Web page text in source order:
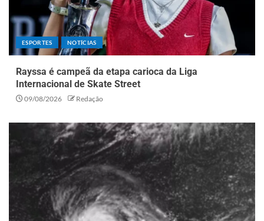
ESPORTES NOTÍCIAS
Rayssa é campeã da etapa carioca da Liga
Internacional de Skate Street
09/08/2026 Redação